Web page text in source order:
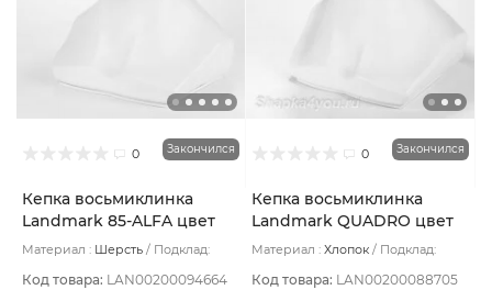
0 Закончился
Кепка восьмиклинка
Landmark 85-ALFA цвет
Бежевый размер 57
Материал : Шерсть
Подклад:
Код товара: LAN00200094664
0 Закончился
Кепка восьмиклинка
Landmark QUADRO цвет
Серый размер 56
Материал : Хлопок
Подклад:
Код товара: LAN00200088705